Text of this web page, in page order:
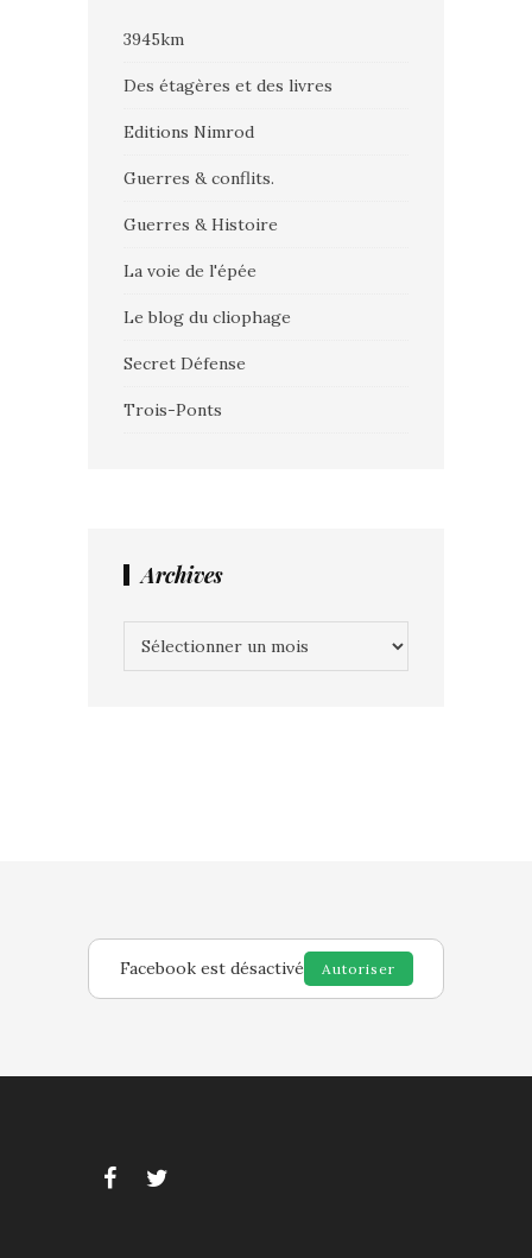
3945km
Des étagères et des livres
Editions Nimrod
Guerres & conflits.
Guerres & Histoire
La voie de l'épée
Le blog du cliophage
Secret Défense
Trois-Ponts
Archives
Facebook est désactivé Autoriser